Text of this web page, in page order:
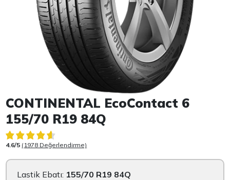
Item 1 of 1
CONTINENTAL EcoContact 6
155/70 R19 84Q
4.6/5 (1978 Değerlendirme)
Lastik Ebatı: 155/70 R19 84Q